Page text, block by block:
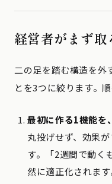
経営者がまず
二の足を踏む構造を外
とを3つに絞ります。
最初に作る1機能を
丸投げせず、効果
す。「2週間で動く
然に適正化されます